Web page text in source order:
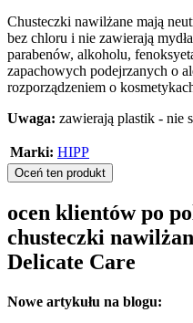
Chusteczki nawilżane mają
bez chloru i nie zawierają
parabenów, alkoholu,
zapachowych podejrzanych o
rozporządzeniem o
Uwaga: zawierają plastik - nie
Marki: HIPP
Oceń ten produkt
ocen klientów po
chusteczki
Delicate Care
Nowe artykułu na blogu: